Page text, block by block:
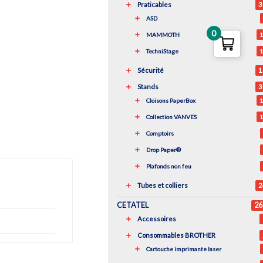
Praticables
ASD
MAMMOTH
TechniStage
Sécurité
Stands
Cloisons PaperBox
Collection VANVES
Comptoirs
Drop Paper®
Plafonds non feu
Tubes et colliers
CETATEL
Accessoires
Consommables BROTHER
Cartouche imprimante laser
0